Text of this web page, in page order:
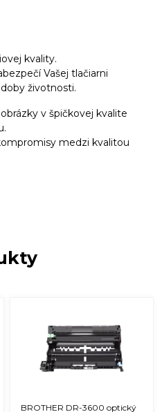
kvality.
Vašej tlačiarni
životnosti.
v špičkovej kvalite
medzi kvalitou
BROTHER DR-3600 optický